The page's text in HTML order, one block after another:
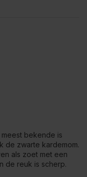
meest bekende is
de zwarte kardemom.
als zoet met een
de reuk is scherp.